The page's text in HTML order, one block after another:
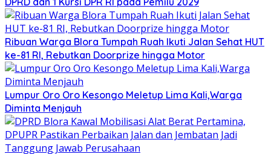
Ribuan Warga Blora Tumpah Ruah Ikuti Jalan Sehat HUT
ke-81 RI, Rebutkan Doorprize hingga Motor
Lumpur Oro Oro Kesongo Meletup Lima Kali,Warga
Diminta Menjauh